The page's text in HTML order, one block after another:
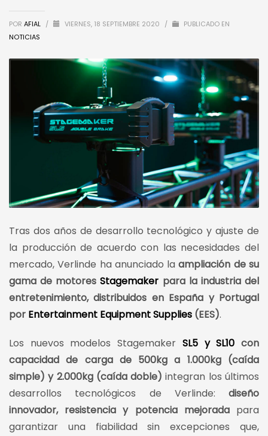
POR AFIAL / VIERNES, 18 SEPTIEMBRE 2020 /
PUBLICADO EN
NOTICIAS
Tras dos años de desarrollo tecnológico y ajuste de
la producción de acuerdo con las necesidades del
mercado, Verlinde ha anunciado laampliación de su
gama de motoresStagemaker para la industria del
entretenimiento, distribuidos en España y Portugal
por Entertainment Equipment Supplies (EES).
Los nuevos modelos Stagemaker SL5 y SL10 con
capacidad de carga de 500kg a 1.000kg (caída
simple) y 2.000kg (caída doble) integran los últimos
desarrollos tecnológicos de Verlinde: diseño
innovador, resistencia y potencia mejoradapara
garantizar una fiabilidad sin excepciones que,